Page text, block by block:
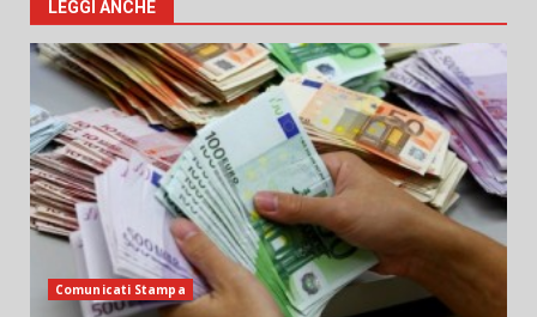
LEGGI ANCHE
Comunicati Stampa